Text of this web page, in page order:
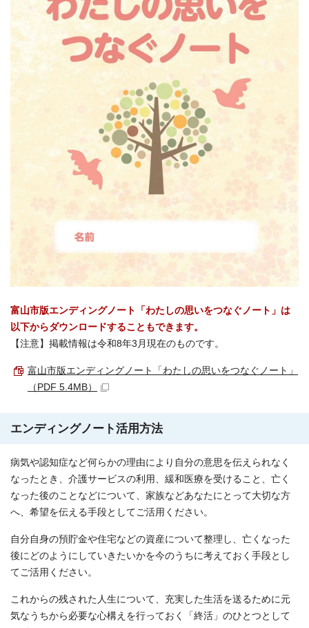
富山市版エンディングノート「わたしの思いをつなぐノート」は
以下からダウンロードすることもできます。
【注意】掲載情報は令和8年3月現在のものです。
富山市版エンディングノート「わたしの思いをつなぐノート」
（PDF 5.4MB）
エンディングノート活用方法
病気や認知症など何らかの理由により自分の意思を伝えられなく
なったとき、介護サービスの利用、緩和医療を受けること、亡く
なった後のことなどについて、家族などあなたにとって大切な方
へ、希望を伝える手段としてご活用ください。
自分自身の預貯金や住宅などの資産について整理し、亡くなった
後にどのようにしていきたいかを今のうちに考えておく手段とし
てご活用ください。
これからの残された人生について、充実した生活を送るために元
気なうちから必要な心構えを行っておく「終活」のひとつとして